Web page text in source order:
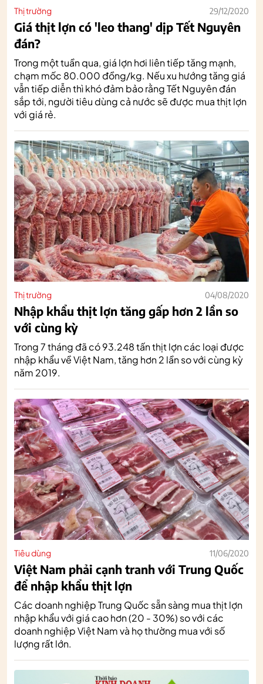
Thị trường 29/12/2020
Giá thịt lợn có 'leo thang' dịp Tết Nguyên
đán?
Trong một tuần qua, giá lợn hơi liên tiếp tăng mạnh,
chạm mốc 80.000 đồng/kg. Nếu xu hướng tăng giá
vẫn tiếp diễn thì khó đảm bảo rằng Tết Nguyên đán
sắp tới, người tiêu dùng cả nước sẽ được mua thịt lợn
với giá rẻ.
Thị trường 04/08/2020
Nhập khẩu thịt lợn tăng gấp hơn 2 lần so
với cùng kỳ
Trong 7 tháng đã có 93.248 tấn thịt lợn các loại được
nhập khẩu về Việt Nam, tăng hơn 2 lần so với cùng kỳ
năm 2019.
Tiêu dùng 11/06/2020
Việt Nam phải cạnh tranh với Trung Quốc
để nhập khẩu thịt lợn
Các doanh nghiệp Trung Quốc sẵn sàng mua thịt lợn
nhập khẩu với giá cao hơn (20 - 30%) so với các
doanh nghiệp Việt Nam và họ thường mua với số
lượng rất lớn.